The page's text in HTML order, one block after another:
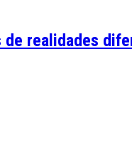
realidades